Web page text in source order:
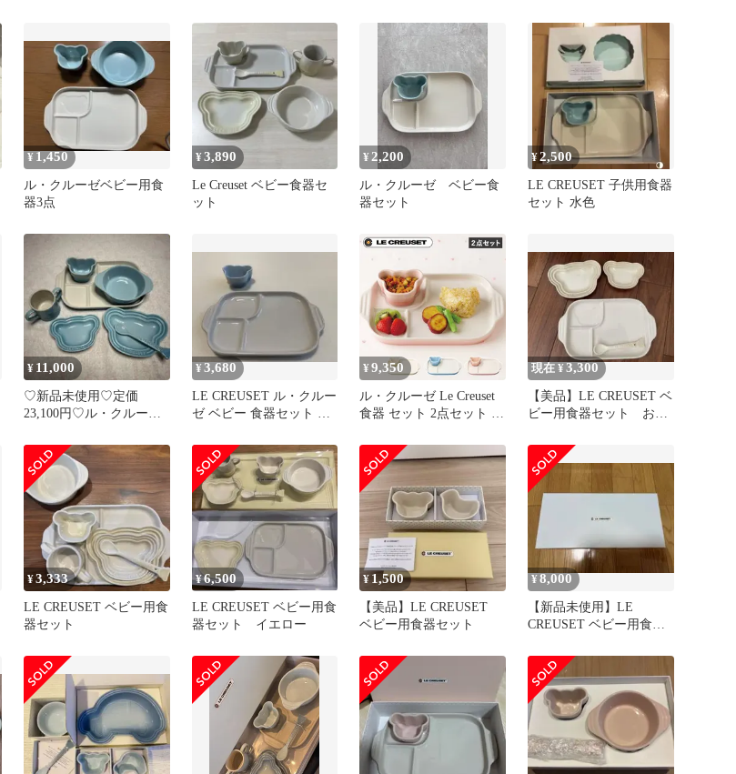
器
¥ 1,450
ル・クルーゼベビー用食
器3点
¥3,890
Le Creuset ベビー食器セ
ット
¥ 2,200
ル・クルーゼ ベビー食
器セット
¥2,500
LE CREUSET 子供用食器
セット 水色
¥ 11,000
♡新品未使用♡定価
23,100円♡ル・クルーゼ
アセット♡
¥3,680
LE CREUSET ル・クルー
ゼ ベビー 食器セット プ
¥9,350
ル・クルーゼ Le Creuset
食器 セット 2点セット 男
お食い初め 離乳食 断熱
オーブン 食洗器対応 ベ
ビー
現在 ¥3,300
【美品】LE CREUSET ベ
ビー用食器セット お食
¥3,333
LE CREUSET ベビー用食
器セット
¥6,500
LE CREUSET ベビー用食
器セット イエロー
¥ 1,500
【美品】LE CREUSET
ベビー用食器セット
¥8,000
【新品未使用】LE
CREUSET ベビー用食器